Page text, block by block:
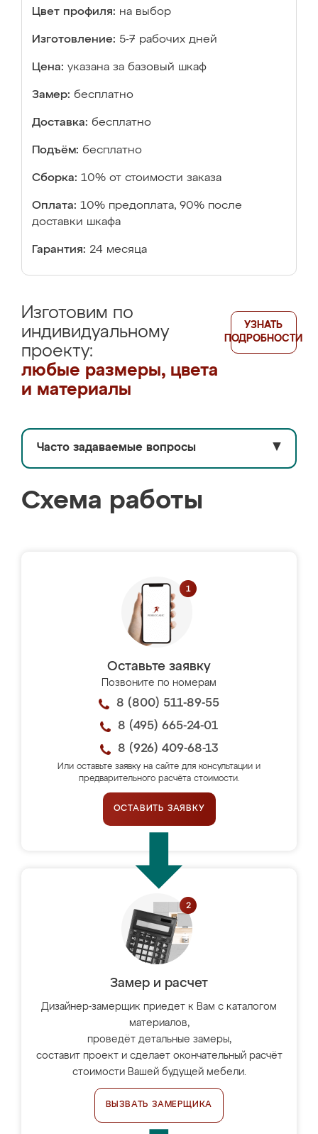
Цвет профиля: на выбор
Изготовление: 5-7 рабочих дней
Цена: указана за базовый шкаф
Замер: бесплатно
Доставка: бесплатно
Подъём: бесплатно
Сборка: 10% от стоимости заказа
Оплата: 10% предоплата, 90% после
доставки шкафа
Гарантия: 24 месяца
Изготовим по
индивидуальному
проекту:
любые размеры, цвета
и материалы
УЗНАТЬ
ПОДРОБНОСТИ
Часто задаваемые вопросы ▼
Схема работы
Оставьте заявку
Позвоните по номерам
8 (800) 511-89-55
8 (495) 665-24-01
8 (926) 409-68-13
Или оставьте заявку на сайте для консультации и
предварительного расчёта стоимости.
ОСТАВИТЬ ЗАЯВКУ
Замер и расчет
Дизайнер-замерщик приедет к Вам с каталогом
материалов,
проведёт детальные замеры,
составит проект и сделает окончательный расчёт
стоимости Вашей будущей мебели.
ВЫЗВАТЬ ЗАМЕРЩИКА